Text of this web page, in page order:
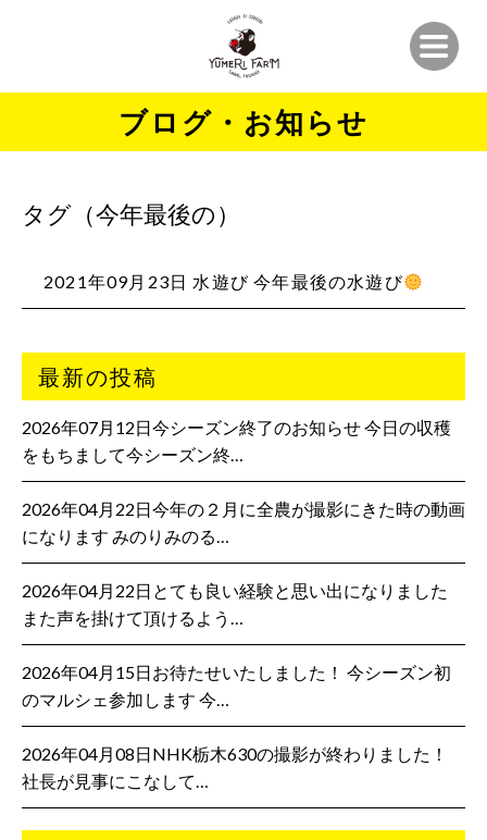
ブログ・お知らせ
タグ（今年最後の）
2021年09月23日 水遊び 今年最後の水遊び
最新の投稿
2026年07月12日今シーズン終了のお知らせ 今日の収穫
をもちまして今シーズン終…
2026年04月22日今年の２月に全農が撮影にきた時の動画
になります みのりみのる…
2026年04月22日とても良い経験と思い出になりました
また声を掛けて頂けるよう…
2026年04月15日お待たせいたしました！ 今シーズン初
のマルシェ参加します 今…
2026年04月08日NHK栃木630の撮影が終わりました！
社長が見事にこなして…